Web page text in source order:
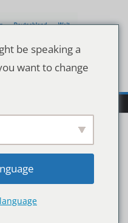
be speaking a
want to change